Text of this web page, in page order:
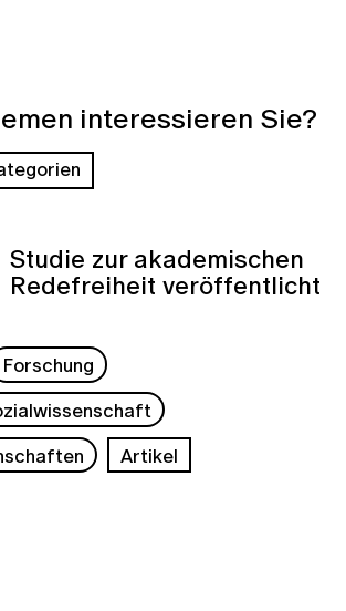
interessieren Sie?
Studie zur akademischen
Redefreiheit veröffentlicht
Forschung
Artikel